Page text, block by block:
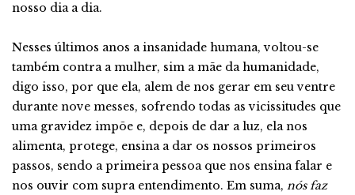
nosso dia a dia.
Nesses últimos anos a insanidade humana, voltou-se
também contra a mulher, sim a mãe da humanidade,
digo isso, por que ela, alem de nos gerar em seu ventre
durante nove messes, sofrendo todas as vicissitudes que
uma gravidez impõe e, depois de dar a luz, ela nos
alimenta, protege, ensina a dar os nossos primeiros
passos, sendo a primeira pessoa que nos ensina falar e
nos ouvir com supra entendimento. Em suma, nós faz